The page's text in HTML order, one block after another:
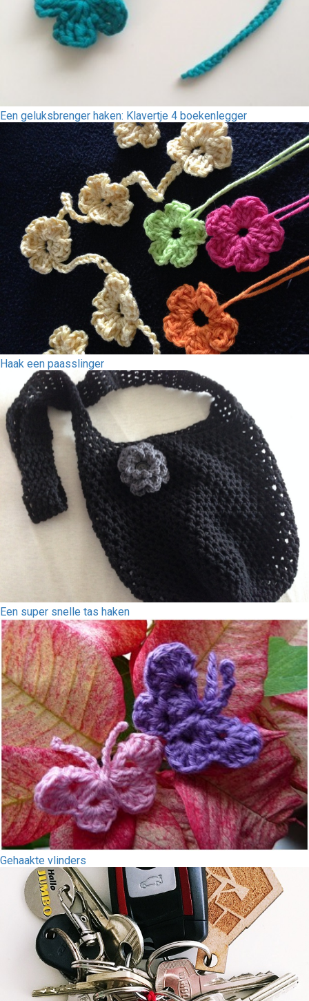
Een geluksbrenger haken: Klavertje 4 boekenlegger
Haak een paasslinger
Een super snelle tas haken
Gehaakte vlinders